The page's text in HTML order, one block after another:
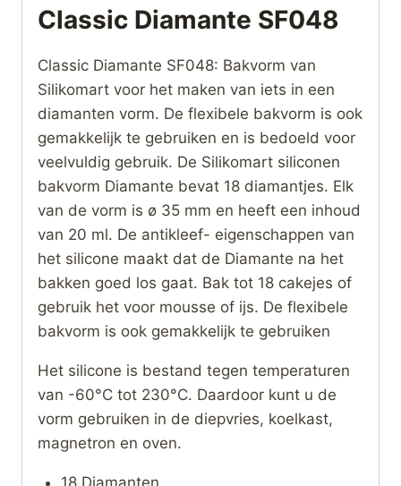
Classic Diamante SF048
Classic Diamante SF048: Bakvorm van
Silikomart voor het maken van iets in een
diamanten vorm. De flexibele bakvorm is ook
gemakkelijk te gebruiken en is bedoeld voor
veelvuldig gebruik. De Silikomart siliconen
bakvorm Diamante bevat 18 diamantjes. Elk
van de vorm is ø 35 mm en heeft een inhoud
van 20 ml. De antikleef- eigenschappen van
het silicone maakt dat de Diamante na het
bakken goed los gaat. Bak tot 18 cakejes of
gebruik het voor mousse of ijs. De flexibele
bakvorm is ook gemakkelijk te gebruiken
Het silicone is bestand tegen temperaturen
van -60°C tot 230°C. Daardoor kunt u de
vorm gebruiken in de diepvries, koelkast,
magnetron en oven.
18 Diamanten